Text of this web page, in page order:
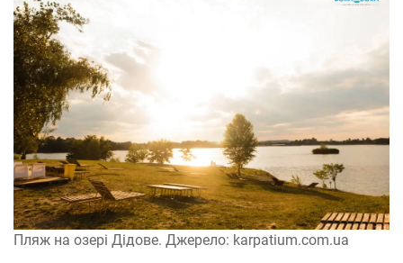
Пляж на озері Дідове. Джерело: karpatium.com.ua